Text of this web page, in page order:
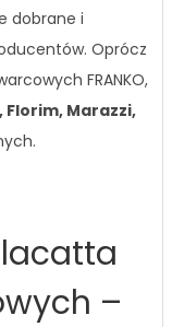
dobrane i
Oprócz
FRANKO,
Marazzi,
–